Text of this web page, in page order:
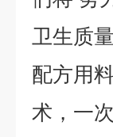
卫生质
配方用
术，一